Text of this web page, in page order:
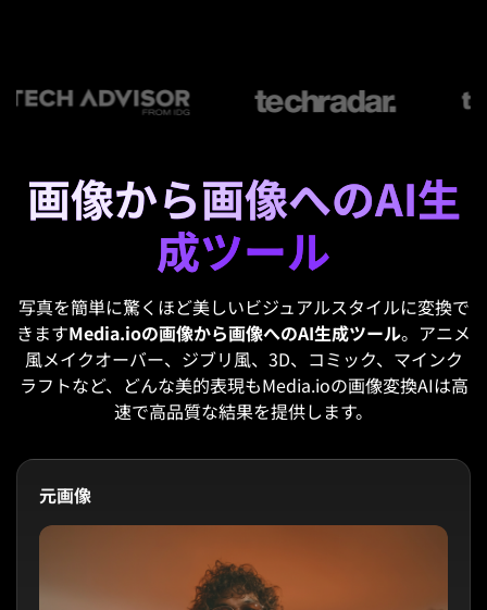
画像から画像へのAI生
成ツール
写真を簡単に驚くほど美しいビジュアルスタイルに変換で
きますMedia.ioの画像から画像へのAI生成ツール。アニメ
風メイクオーバー、ジブリ風、3D、コミック、マインク
ラフトなど、どんな美的表現もMedia.ioの画像変換AIは高
速で高品質な結果を提供します。
元画像